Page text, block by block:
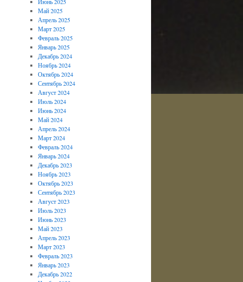
Май 2025
Апрель 2025
Март 2025
Февраль 2025
Январь 2025
Декабрь 2024
Ноябрь 2024
Октябрь 2024
Сентябрь 2024
Август 2024
Июль 2024
Июнь 2024
Май 2024
Апрель 2024
Март 2024
Февраль 2024
Январь 2024
Декабрь 2023
Ноябрь 2023
Октябрь 2023
Сентябрь 2023
Август 2023
Июль 2023
Июнь 2023
Май 2023
Апрель 2023
Март 2023
Февраль 2023
Январь 2023
Декабрь 2022